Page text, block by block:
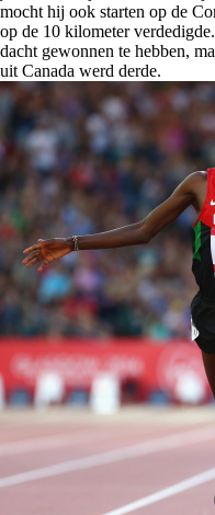
mocht hij ook starten op de
op de 10 kilometer
dacht gewonnen te hebben,
uit Canada werd derde.